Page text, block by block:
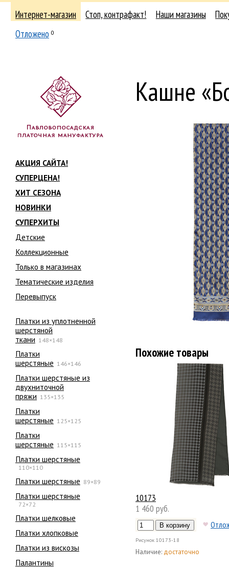
Интернет-магазин Стоп, контрафакт! Наши магазины
Отложено 0
АКЦИЯ САЙТА!
СУПЕРЦЕНА!
ХИТ СЕЗОНА
НОВИНКИ
СУПЕРХИТЫ
Детские
Коллекционные
Только в магазинах
Тематические изделия
Перевыпуск
Платки из уплотненной
шерстяной
ткани 148×148
Платки
шерстяные 146×146
Платки шерстяные из
двухниточной
пряжи 135×135
Платки
шерстяные 125×125
Платки
шерстяные 115×115
Платки шерстяные
110×110
Платки шерстяные 89×89
Платки шерстяные
72×72
Платки шелковые
Платки хлопковые
Платки из вискозы
Палантины
Кашне
Похожие товары
10173
1 460 руб.
Рисунок 10173-18
Наличие: достаточно